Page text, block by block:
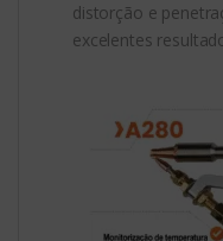
distorção e
excelentes